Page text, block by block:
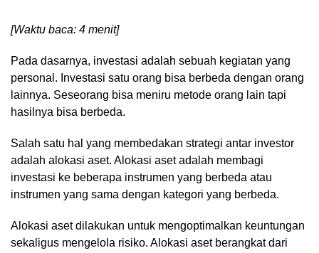
[Waktu baca: 4 menit]
Pada dasarnya, investasi adalah sebuah kegiatan yang
personal. Investasi satu orang bisa berbeda dengan orang
lainnya. Seseorang bisa meniru metode orang lain tapi
hasilnya bisa berbeda.
Salah satu hal yang membedakan strategi antar investor
adalah alokasi aset. Alokasi aset adalah membagi
investasi ke beberapa instrumen yang berbeda atau
instrumen yang sama dengan kategori yang berbeda.
Alokasi aset dilakukan untuk mengoptimalkan keuntungan
sekaligus mengelola risiko. Alokasi aset berangkat dari